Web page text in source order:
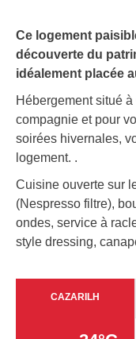
Ce logement
découverte du
idéalement placée
Hébergement situé
compagnie et pour
soirées hivernales,
logement. .
Cuisine ouverte sur
(Nespresso filtre),
ondes, service à
style dressing,